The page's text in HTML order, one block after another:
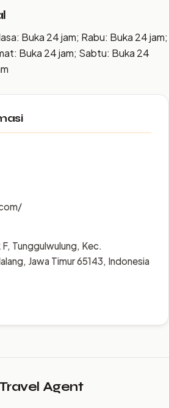
Buka 24 jam; Rabu: Buka 24 jam;
Buka 24 jam; Sabtu: Buka 24
Tunggulwulung, Kec.
Jawa Timur 65143, Indonesia
Agent